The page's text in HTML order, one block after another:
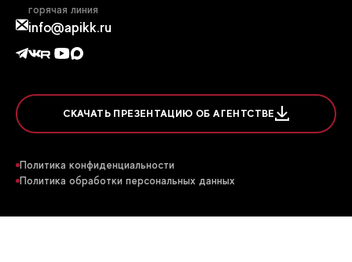
горячая линия
info@apikk.ru
СКАЧАТЬ ПРЕЗЕНТАЦИЮ ОБ АГЕНТСТВЕ
Политика конфиденциальности
Политика обработки персональных данных